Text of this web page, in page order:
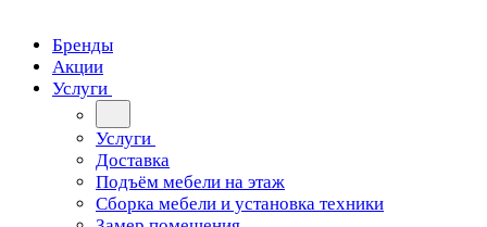
Бренды
Акции
Услуги
Услуги
Доставка
Подъём мебели на этаж
Сборка мебели и установка техники